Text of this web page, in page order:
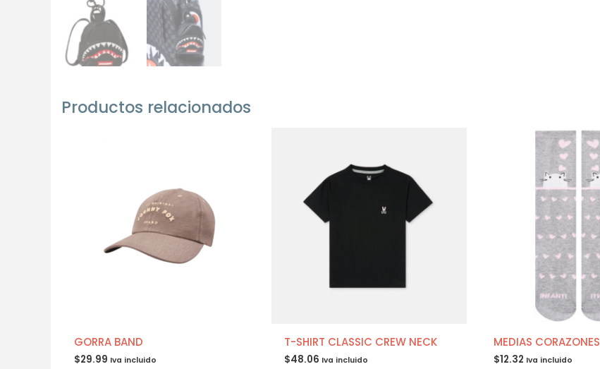
Productos relacionados
GORRA BAND
$29.99 Iva incluido
T-SHIRT CLASSIC CREW NECK
$48.06 Iva incluido
MEDIAS CORAZONES
$12.32 Iva incluido